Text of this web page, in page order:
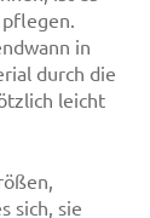
in
durch die
leicht
sich, sie